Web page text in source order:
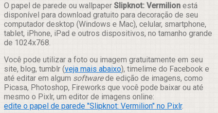
Compartilhar
O papel de parede ou wallpaper Slipknot: Vermilion está
disponível para download gratuito para decoração de seu
computador desktop (Windows e Mac), celular, smartphone,
tablet, iPhone, iPad e outros dispositivos, no tamanho grande
de 1024x768.
Você pode utilizar a foto ou imagem gratuitamente em seu
site, blog, tumblr (veja mais abaixo), timelime do Facebook e
até editar em algum softwarede edição de imagens, como
Picasa, Photoshop, Fireworks que você pode baixar ou até
mesmo o Pixlr, um editor de imagens online:
edite o papel de parede "Slipknot: Vermilion" no Pixlr.